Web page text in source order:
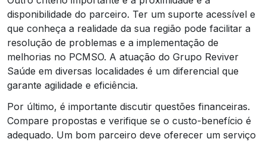
disponibilidade do parceiro. Ter um suporte acessível e
que conheça a realidade da sua região pode facilitar a
resolução de problemas e a implementação de
melhorias no PCMSO. A atuação do Grupo Reviver
Saúde em diversas localidades é um diferencial que
garante agilidade e eficiência.
Por último, é importante discutir questões financeiras.
Compare propostas e verifique se o custo-benefício é
adequado. Um bom parceiro deve oferecer um serviço